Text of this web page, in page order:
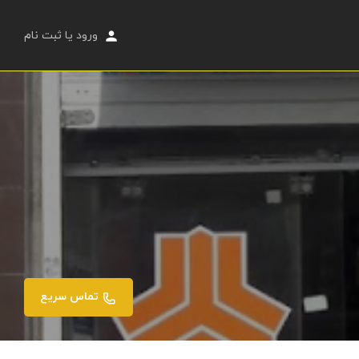
ورود یا ثبت نام
تماس سریع